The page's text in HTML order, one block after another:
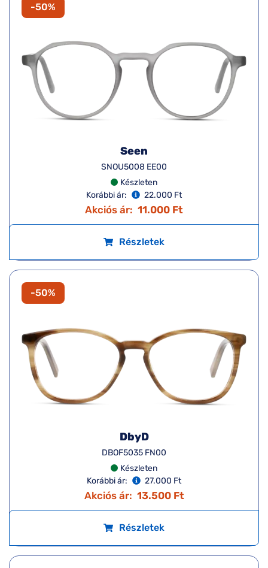
-50%
Seen
SNOU5008 EE00
Készleten
Korábbi ár:
22.000 Ft
Akciós ár: 11.000 Ft
Részletek
-50%
DbyD
DBOF5035 FN00
Készleten
Korábbi ár:
27.000 Ft
Akciós ár: 13.500 Ft
Részletek